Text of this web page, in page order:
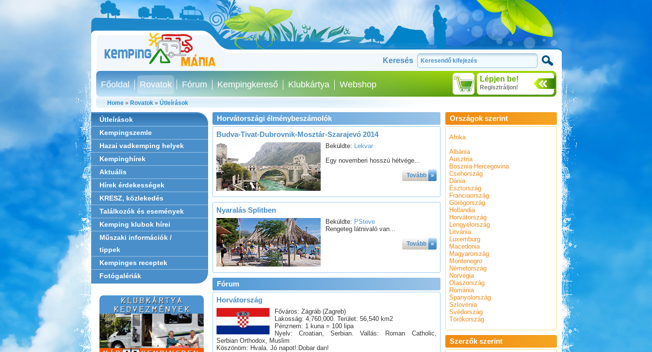
Keresés
Lépjen be!
Regisztráljon!
Főoldal Rovatok Fórum Kempingkereső Klubkártya Webshop
Home» Rovatok» Útleírások
Útleírások
Kempingszemle
Hazai vadkemping helyek
Kempinghírek
Aktuális
Hírek érdekességek
KRESZ, közlekedés
Találkozók és események
Kemping klubok hírei
Műszaki információk /
tippek
Kempinges receptek
Fotógalériák
Horvátországi élménybeszámolók
Budva-Tivat-Dubrovnik-Mosztár-Szarajevó 2014
Beküldte: Lekvar
Egy novemberi hosszú hétvége...
Tovább »
Nyaralás Splitben
Beküldte: PSteve
Rengeteg látnivaló van...
Tovább »
Fórum
Horvátország
Főváros: Zágráb (Zagreb)
Lakosság: 4,760,000. Terület: 56,540 km2
Pénznem: 1 kuna = 100 lipa
Nyelv: Croatian, Serbian. Vallás: Roman Catholic,
Serbian Orthodox, Muslim
Köszönöm: Hvala. Jó napot!:Dobar dan!
Országok szerint
Afrika
Albánia
Ausztria
Bosznia-Hercegovina
Csehország
Dánia
Észtország
Franciaország
Görögország
Hollandia
Horvátország
Lengyelország
Litvánia
Luxemburg
Macedonia
Magyarország
Montenegro
Németország
Norvégia
Olaszország
Románia
Spanyolország
Szlovénia
Svédország
Törökország
Szerzők szerint